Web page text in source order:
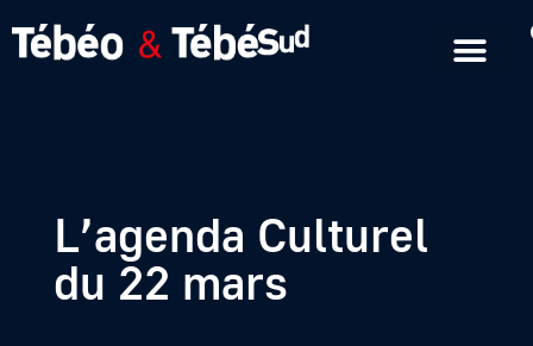
L’agenda Culturel
du 22 mars